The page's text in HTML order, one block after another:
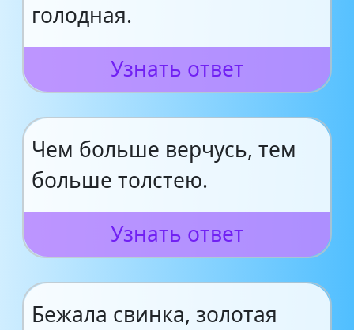
голодная.
Узнать ответ
Чем больше верчусь, тем
больше толстею.
Узнать ответ
Бежала свинка, золотая